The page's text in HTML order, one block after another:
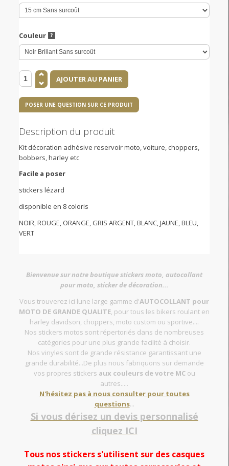
Couleur
POSER UNE QUESTION SUR CE PRODUIT
Description du produit
Kit décoration adhésive reservoir moto, voiture, choppers,
bobbers, harley etc
Facile a poser
stickers lézard
disponible en 8 coloris
NOIR, ROUGE, ORANGE, GRIS ARGENT, BLANC, JAUNE, BLEU,
VERT
Bienvenue sur notre boutique stickers moto, autocollant
pour moto, sticker de décoration...
Vous trouverez ici lune large gamme d'AUTOCOLLANT pour
MOTO DE GRANDE QUALITE, pour tous les bikers roulant en
harley davidson, choppers, moto custom ou sportive....
Nos stickers motos sont répertoriés dans de nombreuses
catégories pour une plus grande facilité à choisir.
Nos vinyles sont de grande résistance garantissant une
grande durabilité...De plus nous fabriquons sur demande
vos propres stickers aux couleurs de votre MCou
autres.....
N'hésitez pas à nous consulter pour toutes
questions...
Si vous dérisez un devis personnalisé
cliquez ICI
Tous nos stickers s'utilisent sur des casques